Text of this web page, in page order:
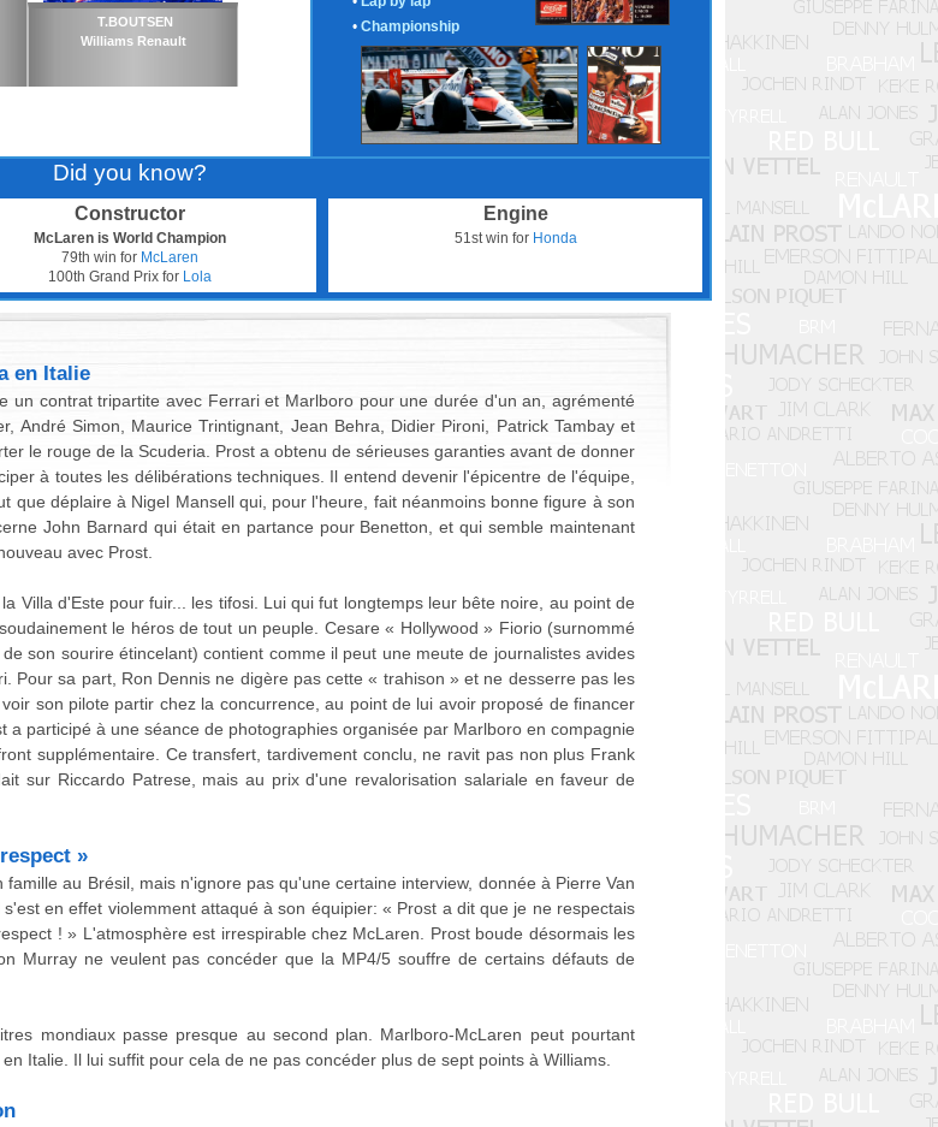
T.BOUTSEN
Williams Renault
• Championship
Did you know?
Constructor
McLaren is World Champion
79th win for McLaren
100th Grand Prix for Lola
Engine
51st win for Honda
en Italie
un contrat tripartite avec Ferrari et Marlboro pour une durée d'un an, agrémenté
André Simon, Maurice Trintignant, Jean Behra, Didier Pironi, Patrick Tambay et
le rouge de la Scuderia. Prost a obtenu de sérieuses garanties avant de donner
à toutes les délibérations techniques. Il entend devenir l'épicentre de l'équipe,
que déplaire à Nigel Mansell qui, pour l'heure, fait néanmoins bonne figure à son
John Barnard qui était en partance pour Benetton, et qui semble maintenant
avec Prost.
Villa d'Este pour fuir... les tifosi. Lui qui fut longtemps leur bête noire, au point de
le héros de tout un peuple. Cesare « Hollywood » Fiorio (surnommé
son sourire étincelant) contient comme il peut une meute de journalistes avides
Pour sa part, Ron Dennis ne digère pas cette « trahison » et ne desserre pas les
son pilote partir chez la concurrence, au point de lui avoir proposé de financer
a participé à une séance de photographies organisée par Marlboro en compagnie
supplémentaire. Ce transfert, tardivement conclu, ne ravit pas non plus Frank
sur Riccardo Patrese, mais au prix d'une revalorisation salariale en faveur de
»
au Brésil, mais n'ignore pas qu'une certaine interview, donnée à Pierre Van
en effet violemment attaqué à son équipier: « Prost a dit que je ne respectais
! » L'atmosphère est irrespirable chez McLaren. Prost boude désormais les
Murray ne veulent pas concéder que la MP4/5 souffre de certains défauts de
mondiaux passe presque au second plan. Marlboro-McLaren peut pourtant
Italie. Il lui suffit pour cela de ne pas concéder plus de sept points à Williams.